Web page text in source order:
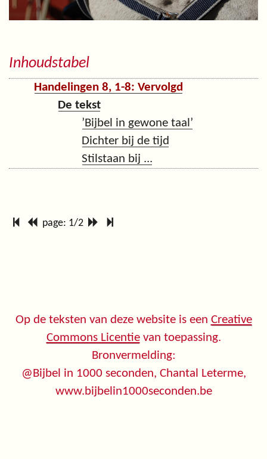
Inhoudstabel
Handelingen 8, 1-8: Vervolgd
De tekst
’Bijbel in gewone taal’
Dichter bij de tijd
Stilstaan bij ...
page: 1/2
Op de teksten van deze website is een Creative
Commons Licentievan toepassing.
Bronvermelding:
@Bijbel in 1000 seconden, Chantal Leterme,
www.bijbelin1000seconden.be